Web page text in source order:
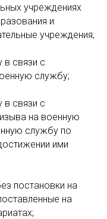
учреждениях
и
учреждения;
связи с
службу;
связи с
на военную
службу по
ими
постановки на
на